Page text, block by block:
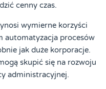
cenny czas.
wymierne korzyści
automatyzacja procesów
jak duże korporacje.
skupić się na rozwoju
administracyjnej.